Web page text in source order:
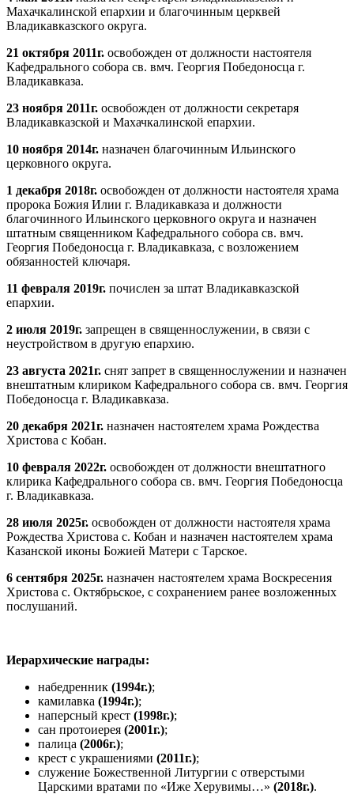
Махачкалинской епархии и благочинным церквей
Владикавказского округа.
21 октября 2011г. освобожден от должности настоятеля
Кафедрального собора св. вмч. Георгия Победоносца г.
Владикавказа.
23 ноября 2011г. освобожден от должности секретаря
Владикавказской и Махачкалинской епархии.
10 ноября 2014г. назначен благочинным Ильинского
церковного округа.
1 декабря 2018г. освобожден от должности настоятеля храма
пророка Божия Илии г. Владикавказа и должности
благочинного Ильинского церковного округа и назначен
штатным священником Кафедрального собора св. вмч.
Георгия Победоносца г. Владикавказа, с возложением
обязанностей ключаря.
11 февраля 2019г. почислен за штат Владикавказской
епархии.
2 июля 2019г. запрещен в священнослужении, в связи с
неустройством в другую епархию.
23 августа 2021г. снят запрет в священнослужении и назначен
внештатным клириком Кафедрального собора св. вмч. Георгия
Победоносца г. Владикавказа.
20 декабря 2021г. назначен настоятелем храма Рождества
Христова с Кобан.
10 февраля 2022г. освобожден от должности внештатного
клирика Кафедрального собора св. вмч. Георгия Победоносца
г. Владикавказа.
28 июля 2025г. освобожден от должности настоятеля храма
Рождества Христова с. Кобан и назначен настоятелем храма
Казанской иконы Божией Матери с Тарское.
6 сентября 2025г. назначен настоятелем храма Воскресения
Христова с. Октябрьское, с сохранением ранее возложенных
послушаний.
Иерархические награды:
набедренник (1994г.);
камилавка (1994г.);
наперсный крест (1998г.);
сан протоиерея (2001г.);
палица (2006г.);
крест с украшениями (2011г.);
служение Божественной Литургии с отверстыми
Царскими вратами по «Иже Херувимы…» (2018г.).